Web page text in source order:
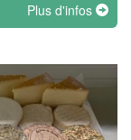
Plus d'infos